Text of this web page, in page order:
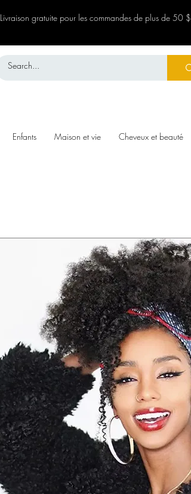
Livraison gratuite pour les commandes de plus de 50 $
Enfants Maison et vie Cheveux et beauté